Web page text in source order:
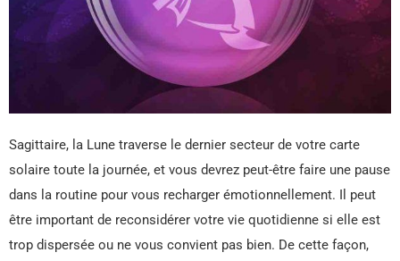
Sagittaire, la Lune traverse le dernier secteur de votre carte
solaire toute la journée, et vous devrez peut-être faire une pause
dans la routine pour vous recharger émotionnellement. Il peut
être important de reconsidérer votre vie quotidienne si elle est
trop dispersée ou ne vous convient pas bien. De cette façon,